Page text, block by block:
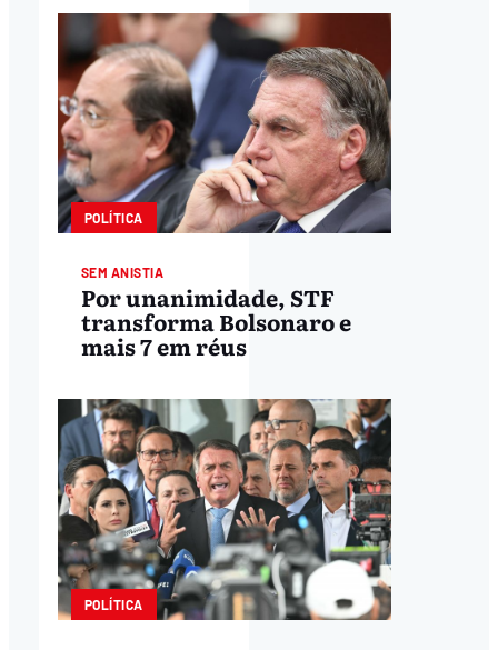
POLÍTICA
SEM ANISTIA
Por unanimidade, STF
transforma Bolsonaro e
mais 7 em réus
POLÍTICA